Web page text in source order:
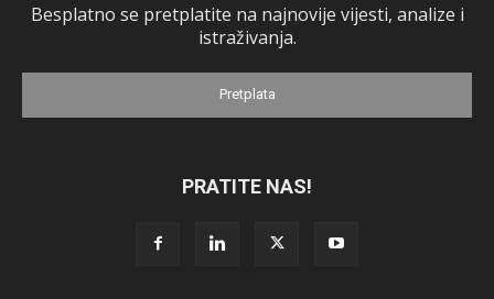
Besplatno se pretplatite na najnovije vijesti, analize i
istraživanja.
Pretplata
PRATITE NAS!